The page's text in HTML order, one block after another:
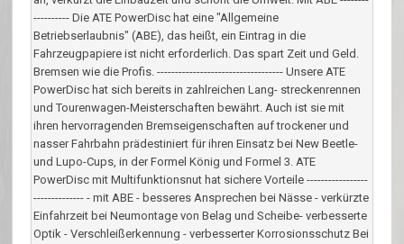
---------- Die ATE PowerDisc hat eine "Allgemeine
Betriebserlaubnis" (ABE), das heißt, ein Eintrag in die
Fahrzeugpapiere ist nicht erforderlich. Das spart Zeit und Geld.
Bremsen wie die Profis. ----------------------------------- Unsere ATE
PowerDisc hat sich bereits in zahlreichen Lang- streckenrennen
und Tourenwagen-Meisterschaften bewährt. Auch ist sie mit
ihren hervorragenden Bremseigenschaften auf trockener und
nasser Fahrbahn prädestiniert für ihren Einsatz bei New Beetle-
und Lupo-Cups, in der Formel König und Formel 3. ATE
PowerDisc mit Multifunktionsnut hat sichere Vorteile -----------------
-------------- - mit ABE - besseres Ansprechen bei Nässe - verkürzte
Einfahrzeit bei Neumontage von Belag und Scheibe- verbesserte
Optik - Verschleißerkennung - verbesserter Korrosionsschutz Bei